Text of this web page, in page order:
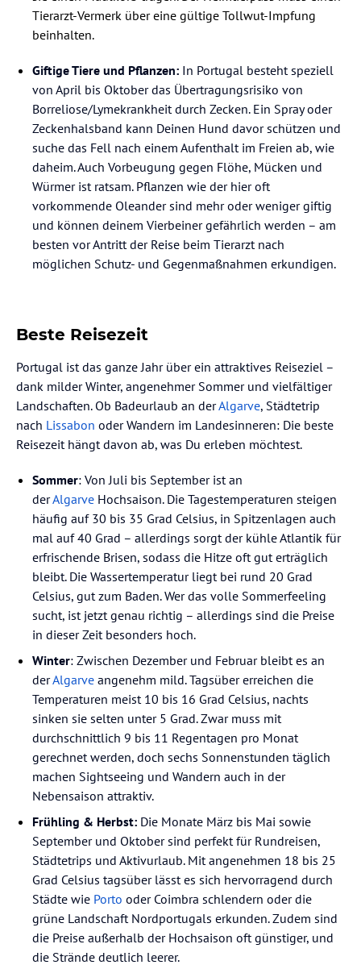
Tierarzt-Vermerk über eine gültige Tollwut-Impfung
beinhalten.
Giftige Tiere und Pflanzen: In Portugal besteht speziell
von April bis Oktober das Übertragungsrisiko von
Borreliose/Lymekrankheit durch Zecken. Ein Spray oder
Zeckenhalsband kann Deinen Hund davor schützen und
suche das Fell nach einem Aufenthalt im Freien ab, wie
daheim. Auch Vorbeugung gegen Flöhe, Mücken und
Würmer ist ratsam. Pflanzen wie der hier oft
vorkommende Oleander sind mehr oder weniger giftig
und können deinem Vierbeiner gefährlich werden – am
besten vor Antritt der Reise beim Tierarzt nach
möglichen Schutz- und Gegenmaßnahmen erkundigen.
Beste Reisezeit
Portugal ist das ganze Jahr über ein attraktives Reiseziel –
dank milder Winter, angenehmer Sommer und vielfältiger
Landschaften. Ob Badeurlaub an derAlgarve, Städtetrip
nach Lissabon oder Wandern im Landesinneren: Die beste
Reisezeit hängt davon ab, was Du erleben möchtest.
Sommer: Von Juli bis September ist an
derAlgarve Hochsaison. Die Tagestemperaturen steigen
häufig auf 30 bis 35 Grad Celsius, in Spitzenlagen auch
mal auf 40 Grad – allerdings sorgt der kühle Atlantik für
erfrischende Brisen, sodass die Hitze oft gut erträglich
bleibt. Die Wassertemperatur liegt bei rund 20 Grad
Celsius, gut zum Baden. Wer das volle Sommerfeeling
sucht, ist jetzt genau richtig – allerdings sind die Preise
in dieser Zeit besonders hoch.
Winter: Zwischen Dezember und Februar bleibt es an
derAlgarve angenehm mild. Tagsüber erreichen die
Temperaturen meist 10 bis 16 Grad Celsius, nachts
sinken sie selten unter 5 Grad. Zwar muss mit
durchschnittlich 9 bis 11 Regentagen pro Monat
gerechnet werden, doch sechs Sonnenstunden täglich
machen Sightseeing und Wandern auch in der
Nebensaison attraktiv.
Frühling & Herbst: Die Monate März bis Mai sowie
September und Oktober sind perfekt für Rundreisen,
Städtetrips und Aktivurlaub. Mit angenehmen 18 bis 25
Grad Celsius tagsüber lässt es sich hervorragend durch
Städte wie Porto oder Coimbra schlendern oder die
grüne Landschaft Nordportugals erkunden. Zudem sind
die Preise außerhalb der Hochsaison oft günstiger, und
die Strände deutlich leerer.